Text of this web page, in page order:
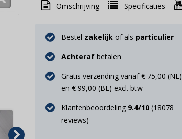
Omschrijving Specificaties
Bestel zakelijk of als particulier
Achteraf betalen
Gratis verzending vanaf € 75,00 (NL)
en € 99,00 (BE) excl. btw
Klantenbeoordeling 9.4/10 (18078
reviews)